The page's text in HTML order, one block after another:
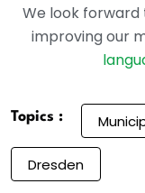
We look forward
improving our
Topics :
Dresden